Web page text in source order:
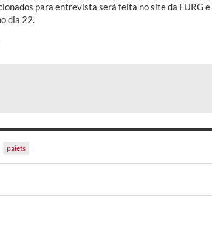
para entrevista será feita no site da FURG
dia 22.
paiets